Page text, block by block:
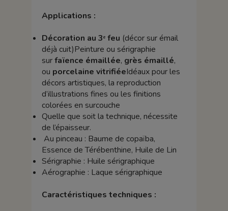
Applications :
Décoration au 3ᵉ feu (décor sur émail
déjà cuit)Peinture ou sérigraphie
surfaïence émaillée, grès émaillé,
ou porcelaine vitrifiéeIdéaux pour les
décors artistiques, la reproduction
d’illustrations fines ou les finitions
colorées en surcouche
Quelle que soit la technique, nécessite
de l’épaisseur.
Au pinceau : Baume de copaïba,
Essence de Térébenthine, Huile de Lin
Sérigraphie : Huile sérigraphique
Aérographie : Laque sérigraphique
Caractéristiques techniques :